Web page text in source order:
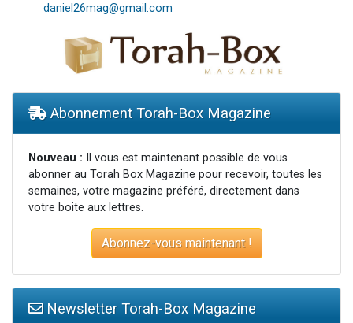
daniel26mag@gmail.com
Abonnement Torah-Box Magazine
Nouveau : Il vous est maintenant possible de vous
abonner au Torah Box Magazine pour recevoir, toutes les
semaines, votre magazine préféré, directement dans
votre boite aux lettres.
Abonnez-vous maintenant !
Newsletter Torah-Box Magazine